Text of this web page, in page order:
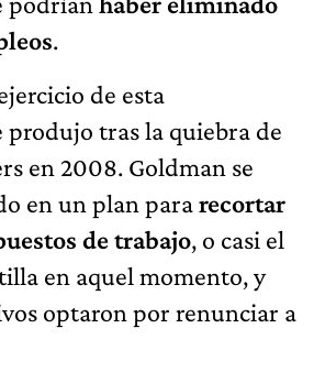
.
de esta
produjo tras la quiebra de
en 2008. Goldman se
en un plan pararecortar
de trabajo, o casi el
en aquel momento, y
optaron por renunciar a